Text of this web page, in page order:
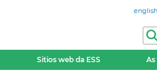
english
Sitios web da ESS As